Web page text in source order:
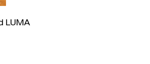
LUMA